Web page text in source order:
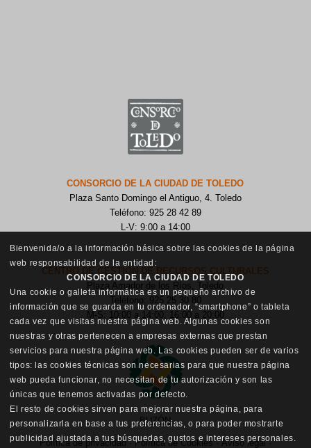
CONSORCIO DE LA CIUDAD DE TOLEDO
Plaza Santo Domingo el Antiguo, 4. Toledo
Teléfono: 925 28 42 89
L-V: 9:00 a 14:00
CENTRO DE GESTIÓN DE RECURSOS CULTURALES
Plaza Amador de los Ríos, Toledo
Teléfono: 925 25 30 80
M-S: 10:00 a 14:00, 16:00 a 20:00
BUZÓN
Política de privacidad·Política de Cookies ·Aviso legal·
Bienvenida/o a la información básica sobre las cookies de la página
web responsabilidad de la entidad:
CONSORCIO DE LA CIUDAD DE TOLEDO
Una cookie o galleta informática es un pequeño archivo de
información que se guarda en tu ordenador, “smartphone” o tableta
cada vez que visitas nuestra página web. Algunas cookies son
nuestras y otras pertenecen a empresas externas que prestan
servicios para nuestra página web. Las cookies pueden ser de varios
tipos: las cookies técnicas son necesarias para que nuestra página
web pueda funcionar, no necesitan de tu autorización y son las
únicas que tenemos activadas por defecto.
El resto de cookies sirven para mejorar nuestra página, para
personalizarla en base a tus preferencias, o para poder mostrarte
publicidad ajustada a tus búsquedas, gustos e intereses personales.